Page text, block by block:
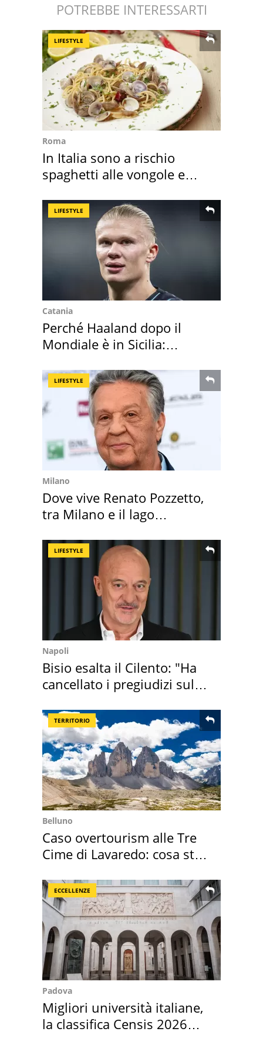
POTREBBE INTERESSARTI
LIFESTYLE
Roma
In Italia sono a rischio
spaghetti alle vongole e
LIFESTYLE
Catania
Perché Haaland dopo il
Mondiale è in Sicilia:
LIFESTYLE
Milano
Dove vive Renato Pozzetto,
tra Milano e il lago
LIFESTYLE
Napoli
Bisio esalta il Cilento: "Ha
cancellato i pregiudizi sul
TERRITORIO
Belluno
Caso overtourism alle Tre
Cime di Lavaredo: cosa sta
ECCELLENZE
Padova
Migliori università italiane,
la classifica Censis 2026